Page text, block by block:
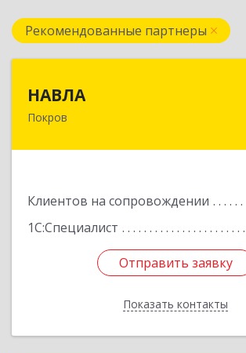
Рекомендованные партнеры
НАВЛА
Покров
Клиентов на сопровождении
1С:Специалист
Отправить заявку
Показать контакты
601120, Владимирская обл,
Отправить заявку
Назад